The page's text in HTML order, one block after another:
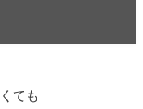
ても